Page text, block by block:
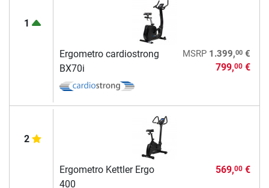
1
Ergometro cardiostrong
BX70i
MSRP 1.399,00€
799,00€
2
Ergometro Kettler Ergo
400
569,00€